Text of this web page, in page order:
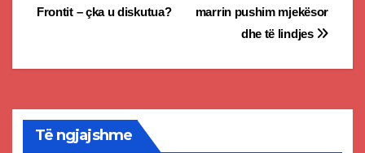
marrin pushim mjekësor
dhe të lindjes
Frontit – çka u diskutua?
Të ngjajshme